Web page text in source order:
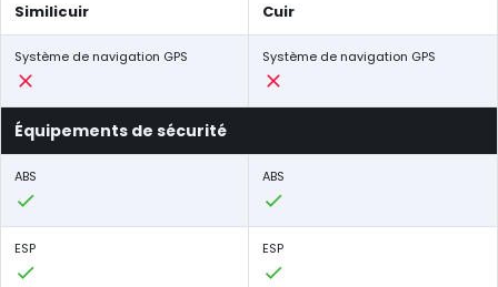
Similicuir Cuir
Système de navigation GPS Système de navigation GPS
Équipements de sécurité
ABS ABS
ESP ESP